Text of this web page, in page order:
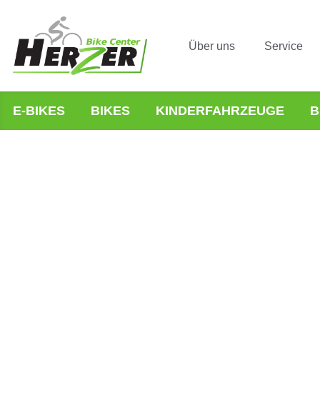
Über uns Service
E-BIKES BIKES KINDERFAHRZEUGE